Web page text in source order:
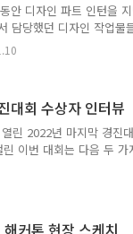
안 디자인 파트 인턴을
담당했던 디자인 작업물
블리싱 직무로 입사했
터 피그마를 활용한 UX/
수 있는 시각적 작업물을..
대회 수상자 인터뷰
린 2022년 마지막 경진
이번 대회는 다음 두 가
종양 개체를 분할하는
보를 기반으로 암 예후
커톤 현장 스케치